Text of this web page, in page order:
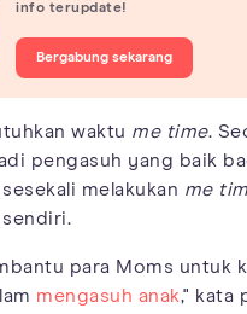
info terupdate!
Bergabung sekarang
waktu me time.
pengasuh yang baik
melakukan me
para Moms untuk
mengasuh anak," kata